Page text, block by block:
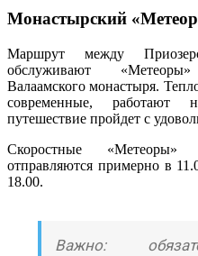
Монастырский
Маршрут между
обслуживают
Валаамского монастыря.
современные,
путешествие пройдет с
Скоростные
отправляются примерно в
18.00.
Важно: